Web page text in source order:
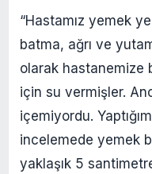
“Hastamız yemek
batma, ağrı ve
olarak hastanemize
için su vermişler.
içemiyordu.
incelemede yemek
yaklaşık 5